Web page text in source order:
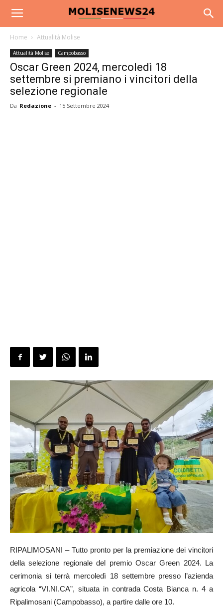
Home Attualità Molise
Attualità Molise Campobasso
Oscar Green 2024, mercoledì 18
settembre si premiano i vincitori della
selezione regionale
Da Redazione - 15 Settembre 2024
RIPALIMOSANI – Tutto pronto per la premiazione dei vincitori
della selezione regionale del premio Oscar Green 2024. La
cerimonia si terrà mercoledì 18 settembre presso l’azienda
agricola “VI.NI.CA”, situata in contrada Costa Bianca n. 4 a
Ripalimosani (Campobasso), a partire dalle ore 10.